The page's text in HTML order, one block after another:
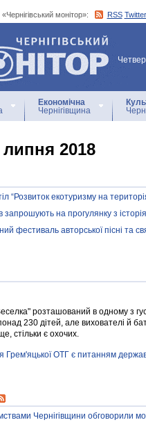
монітор»: RSS Twitter
монітор»
Економічна
Чернігівщина
2018
“Розвиток екотуризму на
запрошують на прогулянку з
фестиваль авторської пісні та
розташований в одному з
230 дітей, але вихователі й
стільки є охочих.
Грем'яцької ОТГ є питанням
Чернігівщини обговорили